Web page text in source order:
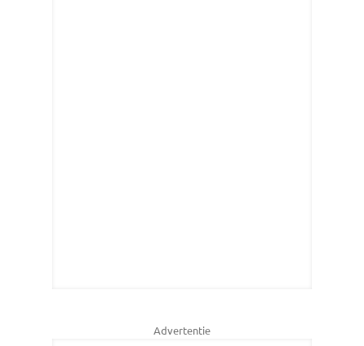
Advertentie